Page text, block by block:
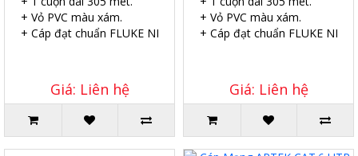
+ Vỏ PVC màu xám.
+ Cáp đạt chuẩn FLUKE NETWORKS.
Giá: Liên hệ
+ Vỏ PVC màu xám.
+ Cáp đạt chuẩn FLUKE
Giá: Liên hệ